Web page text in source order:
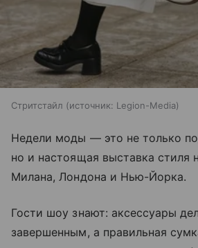
Стритстайл источник: Legion-Media
Недели моды — это не только
но и настоящая выставка стиля
Милана, Лондона и Нью-Йорка.
Гости шоу знают: аксессуары
завершенным, а правильная